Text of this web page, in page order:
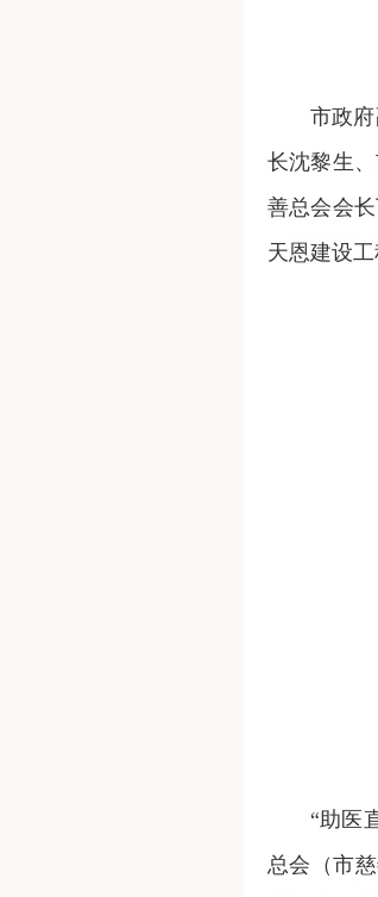
市政
长沈黎生
善总会会
天恩建设
“助医
总会（市